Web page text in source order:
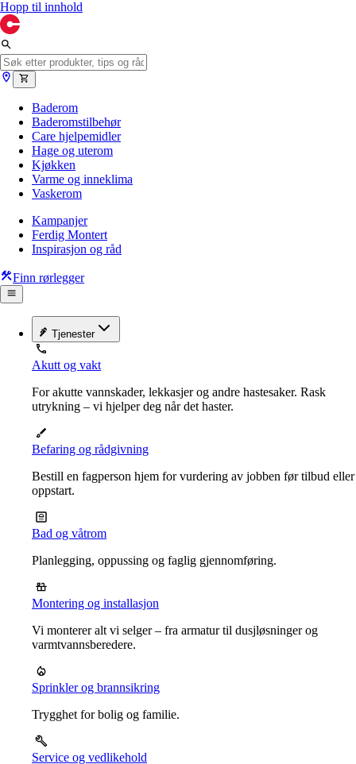
Hopp til innhold
Baderom
Baderomstilbehør
Care hjelpemidler
Hage og uterom
Kjøkken
Varme og inneklima
Vaskerom
Kampanjer
Ferdig Montert
Inspirasjon og råd
Finn rørlegger
Tjenester
Akutt og vakt
For akutte vannskader, lekkasjer og andre hastesaker. Rask
utrykning – vi hjelper deg når det haster.
Befaring og rådgivning
Bestill en fagperson hjem for vurdering av jobben før tilbud eller
oppstart.
Bad og våtrom
Planlegging, oppussing og faglig gjennomføring.
Montering og installasjon
Vi monterer alt vi selger – fra armatur til dusjløsninger og
varmtvannsberedere.
Sprinkler og brannsikring
Trygghet for bolig og familie.
Service og vedlikehold